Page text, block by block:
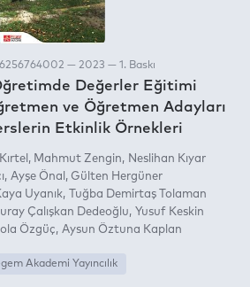
— 2023 — 1. Baskı
Değerler Eğitimi
ve Öğretmen Adayları
Etkinlik Örnekleri
Mahmut Zengin
Neslihan Kıyar
Ayşe Önal
Gülten Hergüner
Uyanık
Tuğba Demirtaş Tolaman
Çalışkan Dedeoğlu
Yusuf Keskin
Özgüç Aysun Öztuna Kaplan
Akademi Yayıncılık